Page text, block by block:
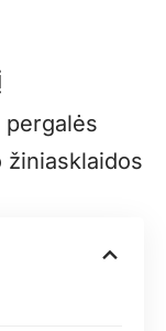
žiniasklaidos